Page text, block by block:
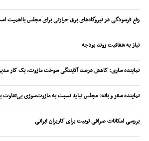
رفع فرسودگی در نیروگاه‌های برق حرارتی برای مجلس بااهمیت
نیاز به شفافیت روند بودجه
نماینده ساری: کاهش درصد آلایندگی سوخت مازوت، یک کار
نماینده سقز و بانه: مجلس نباید نسبت به مازوت‌سوزی بی‌تفاوت
بررسی امکانات صرافی توبیت برای کاربران ایرانی